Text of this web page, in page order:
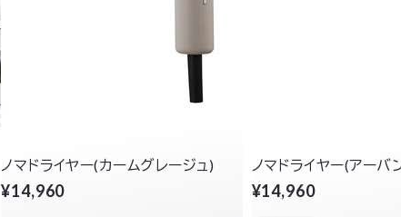
ノマドライヤー(カームグレージュ)
¥14,960
ノマドライヤー(アーバ
¥14,960